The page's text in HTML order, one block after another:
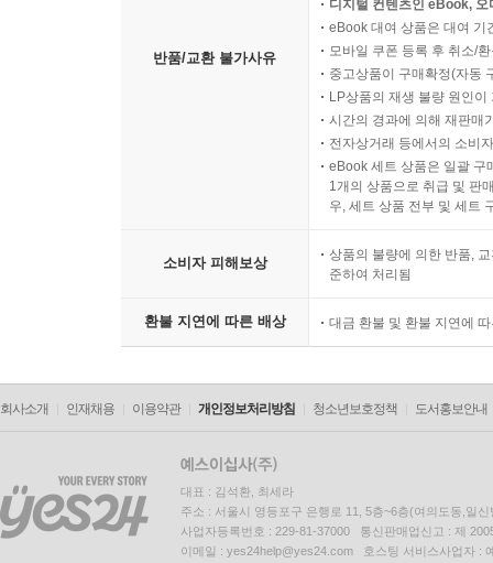
반품/교환 불가사유
디지털 컨텐츠인 eBook,
eBook 대여 상품은 대여 기
모바일 쿠폰 등록 후 취소/
중고상품이 구매확정(자동
LP상품의 재생 불량 원인
시간의 경과에 의해 재판매
전자상거래 등에서의 소비
eBook 세트 상품은 일괄 구
1개의 상품으로 취급 및 판
우, 세트 상품 전부 및 세트
소비자 피해보상
상품의 불량에 의한 반품,
준하여 처리됨
환불 지연에 따른 배상 대금 환불 및 환불 지연에
회사소개 인재채용 이용약관 개인정보처리방침 청소년보호정책 도서홍보안내
대표 : 김석환, 최세라
주소 : 서울시 영등포구 은행로 11, 5층~6층(여의도동,일신
사업자등록번호 : 229-81-37000 통신판매업신고 : 제
이메일 : yes24help@yes24.com 호스팅 서비스사업자 :